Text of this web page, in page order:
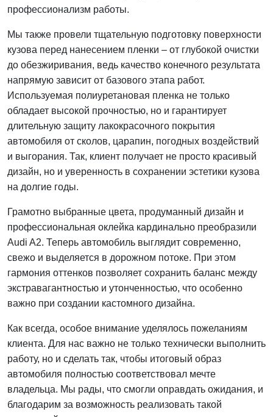
профессионализм работы.
Мы также провели тщательную подготовку поверхности
кузова перед нанесением пленки – от глубокой очистки
до обезжиривания, ведь качество конечного результата
напрямую зависит от базового этапа работ.
Используемая полиуретановая пленка не только
обладает высокой прочностью, но и гарантирует
длительную защиту лакокрасочного покрытия
автомобиля от сколов, царапин, погодных воздействий
и выгорания. Так, клиент получает не просто красивый
дизайн, но и уверенность в сохранении эстетики кузова
на долгие годы.
Грамотно выбранные цвета, продуманный дизайн и
профессиональная оклейка кардинально преобразили
Audi A2. Теперь автомобиль выглядит современно,
свежо и выделяется в дорожном потоке. При этом
гармония оттенков позволяет сохранить баланс между
экстравагантностью и утонченностью, что особенно
важно при создании кастомного дизайна.
Как всегда, особое внимание уделялось пожеланиям
клиента. Для нас важно не только технически выполнить
работу, но и сделать так, чтобы итоговый образ
автомобиля полностью соответствовал мечте
владельца. Мы рады, что смогли оправдать ожидания, и
благодарим за возможность реализовать такой